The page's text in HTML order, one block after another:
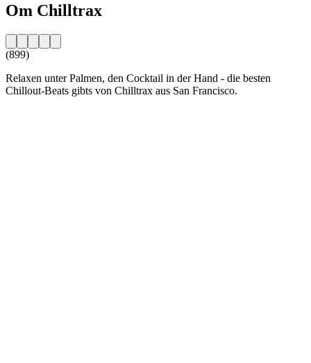
Om Chilltrax
(899)
Relaxen unter Palmen, den Cocktail in der Hand - die besten
Chillout-Beats gibts von Chilltrax aus San Francisco.